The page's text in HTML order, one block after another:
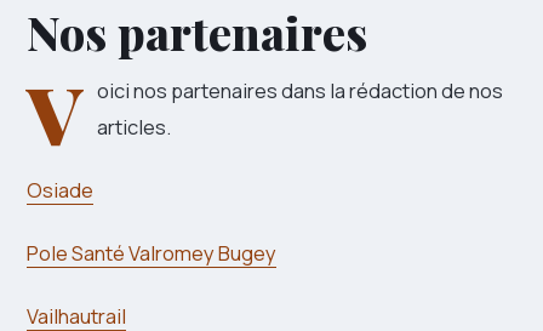
Nos partenaires
V oici nos partenaires dans la rédaction de nos
articles.
Osiade
Pole Santé Valromey Bugey
Vailhautrail